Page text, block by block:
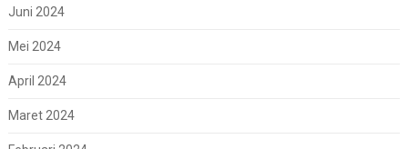
Juni 2024
Mei 2024
April 2024
Maret 2024